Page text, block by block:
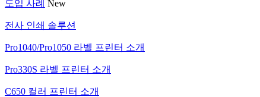
도입 사례 New
전사 인쇄 솔루션
Pro1040/Pro1050 라벨 프린터 소개
Pro330S 라벨 프린터 소개
C650 컬러 프린터 소개